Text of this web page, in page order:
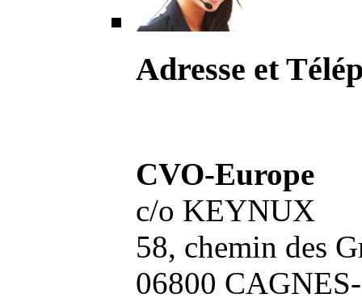
Adresse et
CVO-Europe
c/o KEYNUX
58, chemin des
06800